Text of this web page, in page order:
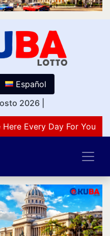
Español
2026
Every Day For You